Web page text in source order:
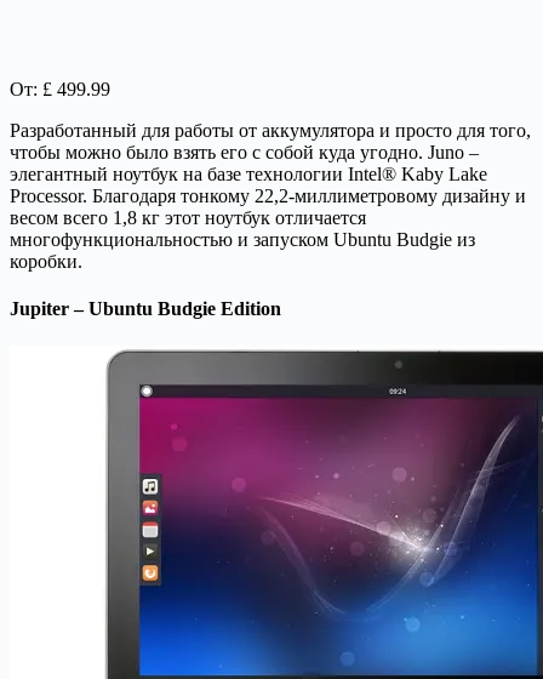
От: £ 499.99
Разработанный для работы от аккумулятора и просто для того,
чтобы можно было взять его с собой куда угодно. Juno –
элегантный ноутбук на базе технологии Intel® Kaby Lake
Processor. Благодаря тонкому 22,2-миллиметровому дизайну и
весом всего 1,8 кг этот ноутбук отличается
многофункциональностью и запуском Ubuntu Budgie из
коробки.
Jupiter – Ubuntu Budgie Edition